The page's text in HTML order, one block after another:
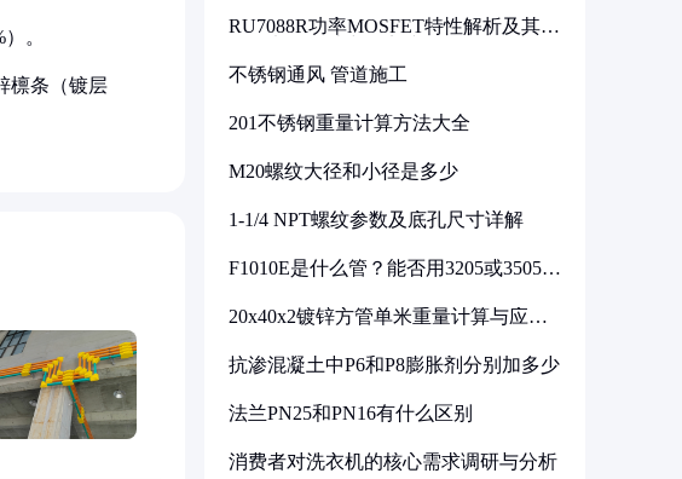
。
檩条（镀层
RU7088R功率MOSFET特性解析及其在
不锈钢通风 管道施工
201不锈钢重量计算方法大全
M20螺纹大径和小径是多少
1-1/4 NPT螺纹参数及底孔尺寸详解
F1010E是什么管？能否用3205或3505代
20x40x2镀锌方管单米重量计算与应用
抗渗混凝土中P6和P8膨胀剂分别加多少
法兰PN25和PN16有什么区别
消费者对洗衣机的核心需求调研与分析